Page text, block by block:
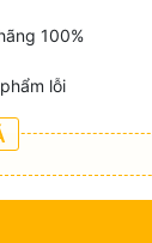
100%
lỗi